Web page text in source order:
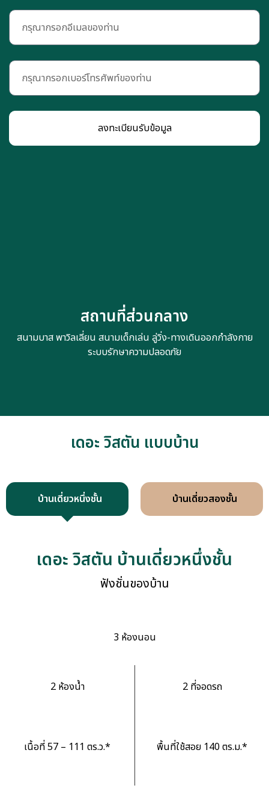
ลงทะเบียนรับข้อมูล
สถานที่ส่วนกลาง
สนามบาส พาวิลเลี่ยน สนามเด็กเล่น ลู่วิ่ง-ทางเดินออกกำลังกาย
ระบบรักษาความปลอดภัย
เดอะ วิสตัน แบบบ้าน
บ้านเดี่ยวหนึ่งชั้น บ้านเดี่ยวสองชั้น
เดอะ วิสตัน บ้านเดี่ยวหนึ่งชั้น
ฟังชั่นของบ้าน
3 ห้องนอน
2 ห้องน้ำ 2 ที่จอดรถ
เนื้อที่ 57 – 111 ตร.ว.* พื้นที่ใช้สอย 140 ตร.ม.*